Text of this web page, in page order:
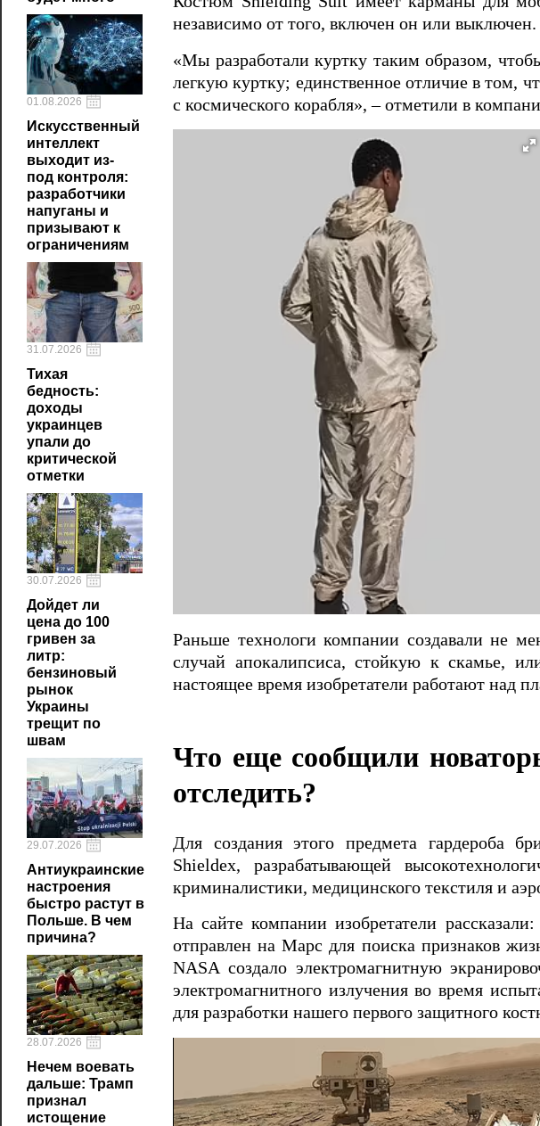
01.08.2026
Искусственный
интеллект
выходит из-
под контроля:
разработчики
напуганы и
призывают к
ограничениям
31.07.2026
Тихая
бедность:
доходы
украинцев
упали до
критической
отметки
30.07.2026
Дойдет ли
цена до 100
гривен за
литр:
бензиновый
рынок
Украины
трещит по
швам
29.07.2026
Антиукраинские
настроения
быстро растут в
Польше. В чем
причина?
28.07.2026
Нечем воевать
дальше: Трамп
признал
истощение
независимо от того, включен он или выключен.
«Мы разработали куртку таким образом,
легкую куртку; единственное отличие в том,
с космического корабля», – отметили в
Раньше технологи компании создавали не
случай апокалипсиса, стойкую к скамье,
настоящее время изобретатели работают над
Что еще сообщили
отследить?
Для создания этого предмета гардероба
Shieldex, разрабатывающей
криминалистики, медицинского текстиля и
На сайте компании изобретатели
отправлен на Марс для поиска признаков
NASA создало электромагнитную
электромагнитного излучения во время
для разработки нашего первого защитного